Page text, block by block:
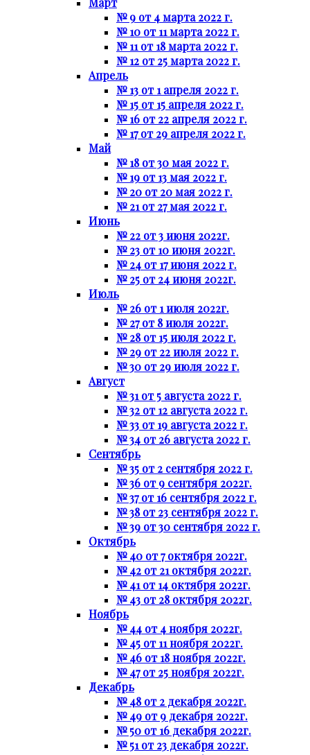
№ 9 от 4 марта 2022 г.
№ 10 от 11 марта 2022 г.
№ 11 от 18 марта 2022 г.
№ 12 от 25 марта 2022 г.
Апрель
№ 13 от 1 апреля 2022 г.
№ 15 от 15 апреля 2022 г.
№ 16 от 22 апреля 2022 г.
№ 17 от 29 апреля 2022 г.
Май
№ 18 от 30 мая 2022 г.
№ 19 от 13 мая 2022 г.
№ 20 от 20 мая 2022 г.
№ 21 от 27 мая 2022 г.
Июнь
№ 22 от 3 июня 2022г.
№ 23 от 10 июня 2022г.
№ 24 от 17 июня 2022 г.
№ 25 от 24 июня 2022г.
Июль
№ 26 от 1 июля 2022г.
№ 27 от 8 июля 2022г.
№ 28 от 15 июля 2022 г.
№ 29 от 22 июля 2022 г.
№ 30 от 29 июля 2022 г.
Август
№ 31 от 5 августа 2022 г.
№ 32 от 12 августа 2022 г.
№ 33 от 19 августа 2022 г.
№ 34 от 26 августа 2022 г.
Сентябрь
№ 35 от 2 сентября 2022 г.
№ 36 от 9 сентября 2022г.
№ 37 от 16 сентября 2022 г.
№ 38 от 23 сентября 2022 г.
№ 39 от 30 сентября 2022 г.
Октябрь
№ 40 от 7 октября 2022г.
№ 42 от 21 октября 2022г.
№ 41 от 14 октября 2022г.
№ 43 от 28 октября 2022г.
Ноябрь
№ 44 от 4 ноября 2022г.
№ 45 от 11 ноября 2022г.
№ 46 от 18 ноября 2022г.
№ 47 от 25 ноября 2022г.
Декабрь
№ 48 от 2 декабря 2022г.
№ 49 от 9 декабря 2022г.
№ 50 от 16 декабря 2022г.
№ 51 от 23 декабря 2022г.